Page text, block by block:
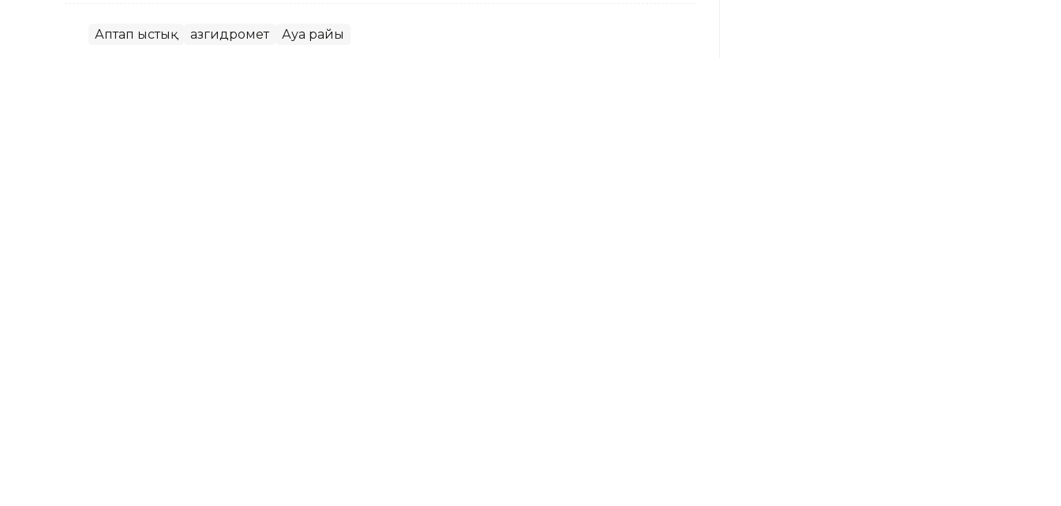
Аптап ыстық Қазгидромет Ауа райы